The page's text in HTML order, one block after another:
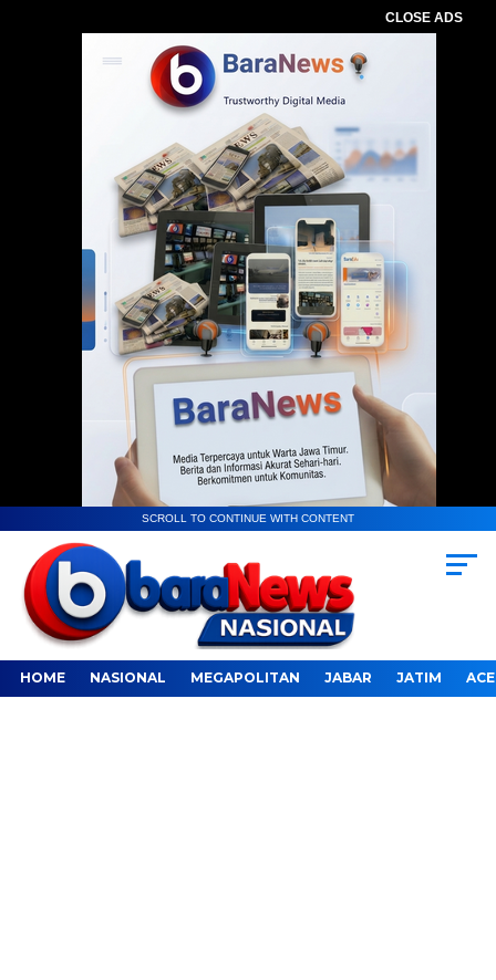
CLOSE ADS
SCROLL TO CONTINUE WITH CONTENT
HOME NASIONAL MEGAPOLITAN JABAR JATIM